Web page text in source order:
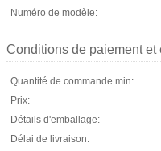
Numéro de modèle:
Conditions de paiement et
Quantité de commande min:
Prix:
Détails d'emballage:
Délai de livraison: